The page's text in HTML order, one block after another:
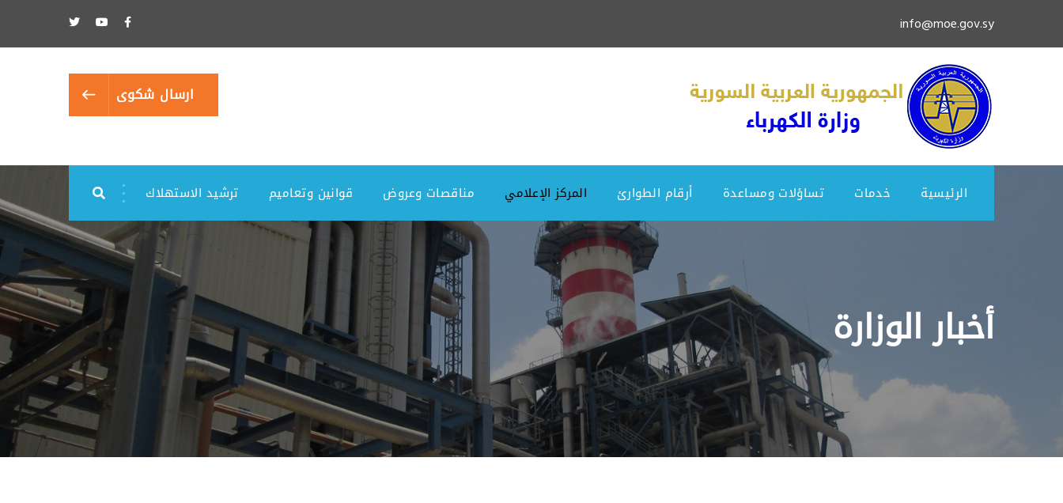
info@moe.gov.sy
ارسال شكوى
الرئيسية خدمات تساؤلات ومساعدة أرقام الطوارئ المركز الإعلامي مناقصات وعروض قوانين وتعاميم ترشيد الاستهلاك
أخبار الوزارة